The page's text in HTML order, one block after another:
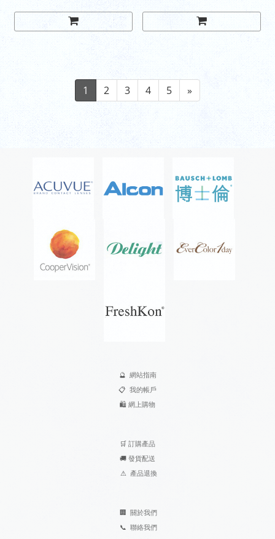
1 2 3 4 5 »
🔮 網站指南
📋 我的帳戶
🛍️ 網上購物
🛒 訂購產品
🚚 發貨配送
⚠ 產品退換
🏢 關於我們
📞 聯絡我們